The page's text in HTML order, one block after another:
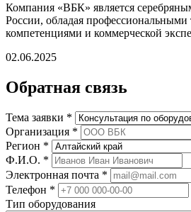
Компания «ВБК» является
России, обладая профессиональными
компетенциями и коммерческой
02.06.2025
Обратная связь
Тема заявки *
Организация *
Регион *
Ф.И.О. *
Электронная почта *
Телефон *
Тип оборудования